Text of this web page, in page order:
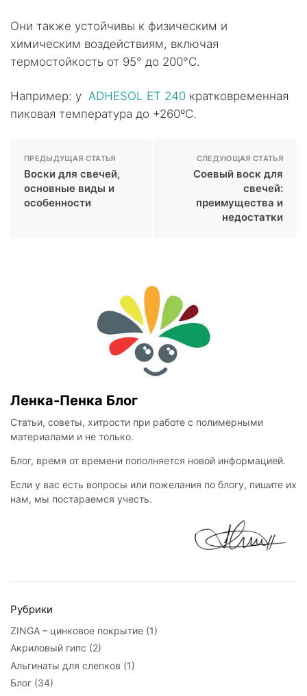
Они также устойчивы к физическим и
химическим воздействиям, включая
термостойкость от 95° до 200°C.
Например: у ADHESOL ET 240 кратковременная
пиковая температура до +260ºС.
ПРЕДЫДУЩАЯ СТАТЬЯ
Воски для свечей,
основные виды и
особенности
СЛЕДУЮЩАЯ СТАТЬЯ
Соевый воск для
свечей:
преимущества и
недостатки
Ленка-Пенка Блог
Статьи, советы, хитрости при работе с полимерными
материалами и не только.
Блог, время от времени пополняется новой информацией.
Если у вас есть вопросы или пожелания по блогу, пишите их
нам, мы постараемся учесть.
Рубрики
ZINGA – цинковое покрытие (1)
Акриловый гипс (2)
Альгинаты для слепков (1)
Блог (34)